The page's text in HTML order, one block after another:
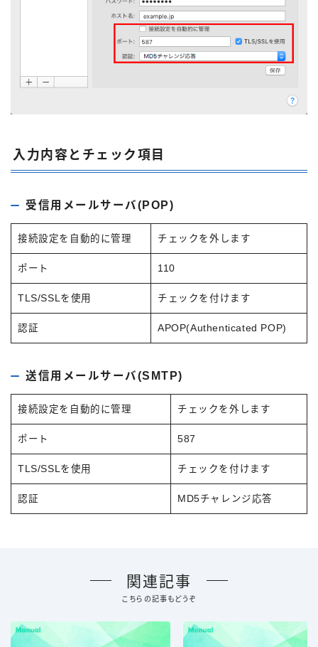
入力内容とチェック項目
受信用メールサーバ(POP)
接続設定を自動的に管理 チェックを外します
ポート 110
TLS/SSLを使用 チェックを付けます
認証 APOP(Authenticated POP)
送信用メールサーバ(SMTP)
接続設定を自動的に管理 チェックを外します
ポート 587
TLS/SSLを使用 チェックを付けます
認証 MD5チャレンジ応答
関連記事
こちらの記事もどうぞ